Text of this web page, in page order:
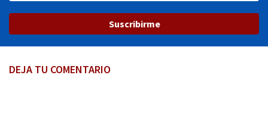
Suscribirme
DEJA TU COMENTARIO